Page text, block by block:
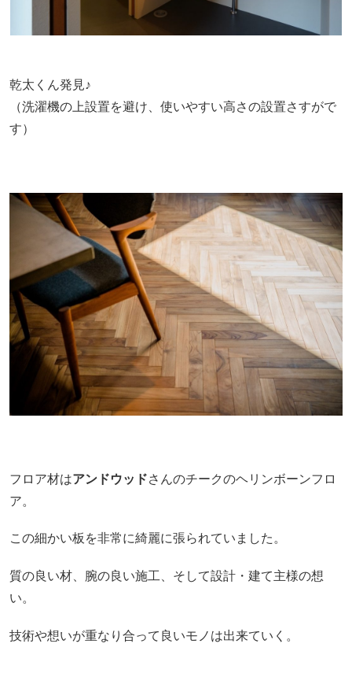
乾太くん発見♪
（洗濯機の上設置を避け、使いやすい高さの設置さすがで
す）
フロア材はアンドウッドさんのチークのヘリンボーンフロ
ア。
この細かい板を非常に綺麗に張られていました。
質の良い材、腕の良い施工、そして設計・建て主様の想
い。
技術や想いが重なり合って良いモノは出来ていく。